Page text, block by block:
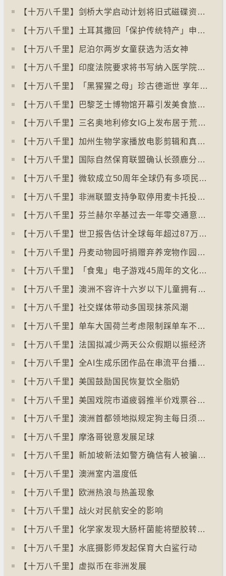
【十万八千里】剑桥大学启动计划将旧式磁碟资料存档
【十万八千里】土耳其撒回「保护传统特产」申请德国烤肉多样性获保护
【十万八千里】尼泊尔两岁女童获选为活女神
【十万八千里】印度法院要求将书写纳入医学院课程
【十万八千里】「黑猩猩之母」珍古德逝世 享年91岁
【十万八千里】巴黎芝士博物馆开幕引发美食旅游热潮
【十万八千里】三名奥地利修女IG上发布居于荒废修道院情况结果广受欢迎
【十万八千里】加州生物学家播放电影剪辑和真人声音驱狼
【十万八千里】国际自然保育联盟确认长颈鹿分四个品种有助制订保育方案
【十万八千里】⁠微软成立50周年全球仍有多项民生系统沿用旧视窗系统
【十万八千里】非洲联盟支持争取停用麦卡托投影法地点
【十万八千里】⁠芬兰赫尔辛基过去一年零交通意外致死个案
【十万八千里】世卫报告估计全球每年超过87万死亡个案与孤独病有关
【十万八千里】丹麦动物园吁捐赠弃养宠物作园内动物食粮
【十万八千里】「食鬼」电子游戏45周年的文化现象
【十万八千里】⁠澳洲不容许十六岁以下儿童拥有YOUTUBE帐户
【十万八千里】社交媒体带动多国现抹茶风潮
【十万八千里】单车大国荷兰考虑限制踩单车不高于时速廿五公里
【十万八千里】⁠法国拟减少两天公众假期以振经济
【十万八千里】全AI生成乐团作品在串流平台播放率累积过百万
【十万八千里】美国鼓励国民恢复饮全脂奶
【十万八千里】美国戏院市道疲弱推半价戏票谷生意
【十万八千里】澳洲首都领地拟规定狗主每日须陪狗只三小时
【十万八千里】摩洛哥锐意发展足球
【十万八千里】⁠新加坡新法如警方确信有人被骗可冻结其户口
【十万八千里】澳洲室内温度低
【十万八千里】欧洲热浪与热盖现象
【十万八千里】战火对民航安全的影响
【十万八千里】化学家发现大肠杆菌能将塑胶转化为止痛药
【十万八千里】水底摄影师发起保育大白鲨行动
【十万八千里】⁠虚拟币在非洲发展